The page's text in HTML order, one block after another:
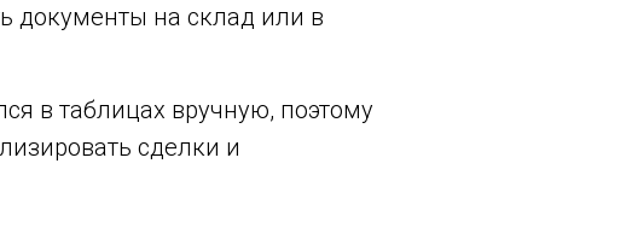
документы на склад или в
в таблицах вручную, поэтому
сделки и